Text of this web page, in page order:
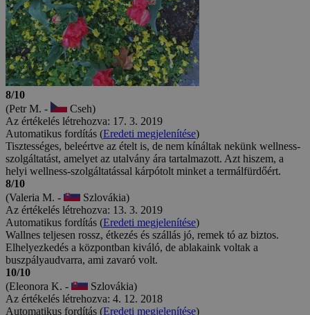
8/10
(Petr M. -
Cseh)
Az értékelés létrehozva: 17. 3. 2019
Automatikus fordítás (Eredeti megjelenítése)
Tisztességes, beleértve az ételt is, de nem kínáltak nekünk wellness-
szolgáltatást, amelyet az utalvány ára tartalmazott. Azt hiszem, a
helyi wellness-szolgáltatással kárpótolt minket a termálfürdőért.
8/10
(Valeria M. -
Szlovákia)
Az értékelés létrehozva: 13. 3. 2019
Automatikus fordítás (Eredeti megjelenítése)
Wallnes teljesen rossz, étkezés és szállás jó, remek tó az biztos.
Elhelyezkedés a központban kiváló, de ablakaink voltak a
buszpályaudvarra, ami zavaró volt.
10/10
(Eleonora K. -
Szlovákia)
Az értékelés létrehozva: 4. 12. 2018
Automatikus fordítás (Eredeti megjelenítése)